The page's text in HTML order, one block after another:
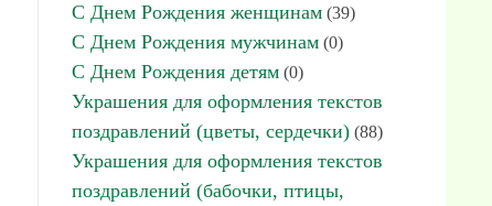
С Днем Рождения женщинам (39)
С Днем Рождения мужчинам (0)
С Днем Рождения детям (0)
Украшения для оформления текстов
поздравлений (цветы, сердечки) (88)
Украшения для оформления текстов
поздравлений (бабочки, птицы,